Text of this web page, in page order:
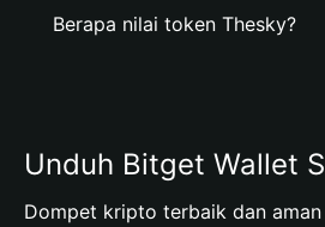
Berapa nilai token Thesky?
Unduh Bitget Wallet
Dompet kripto terbaik dan